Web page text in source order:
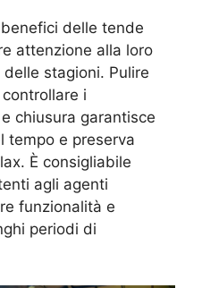
delle tende
attenzione alla loro
stagioni. Pulire
i
chiusura garantisce
tempo e preserva
È consigliabile
agli agenti
funzionalità e
periodi di